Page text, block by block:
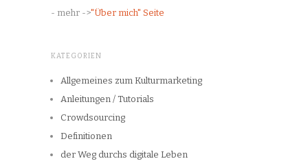
- mehr ->"Über mich" Seite
KATEGORIEN
Allgemeines zum Kulturmarketing
Anleitungen / Tutorials
Crowdsourcing
Definitionen
der Weg durchs digitale Leben